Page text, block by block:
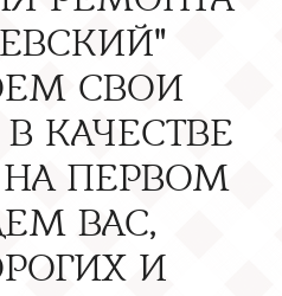
СВОИ
КАЧЕСТВЕ
ПЕРВОМ
ВАС,
И